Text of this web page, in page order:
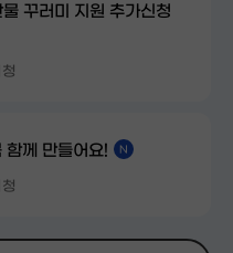
꾸러미 지원 추가신청
함께 만들어요! N